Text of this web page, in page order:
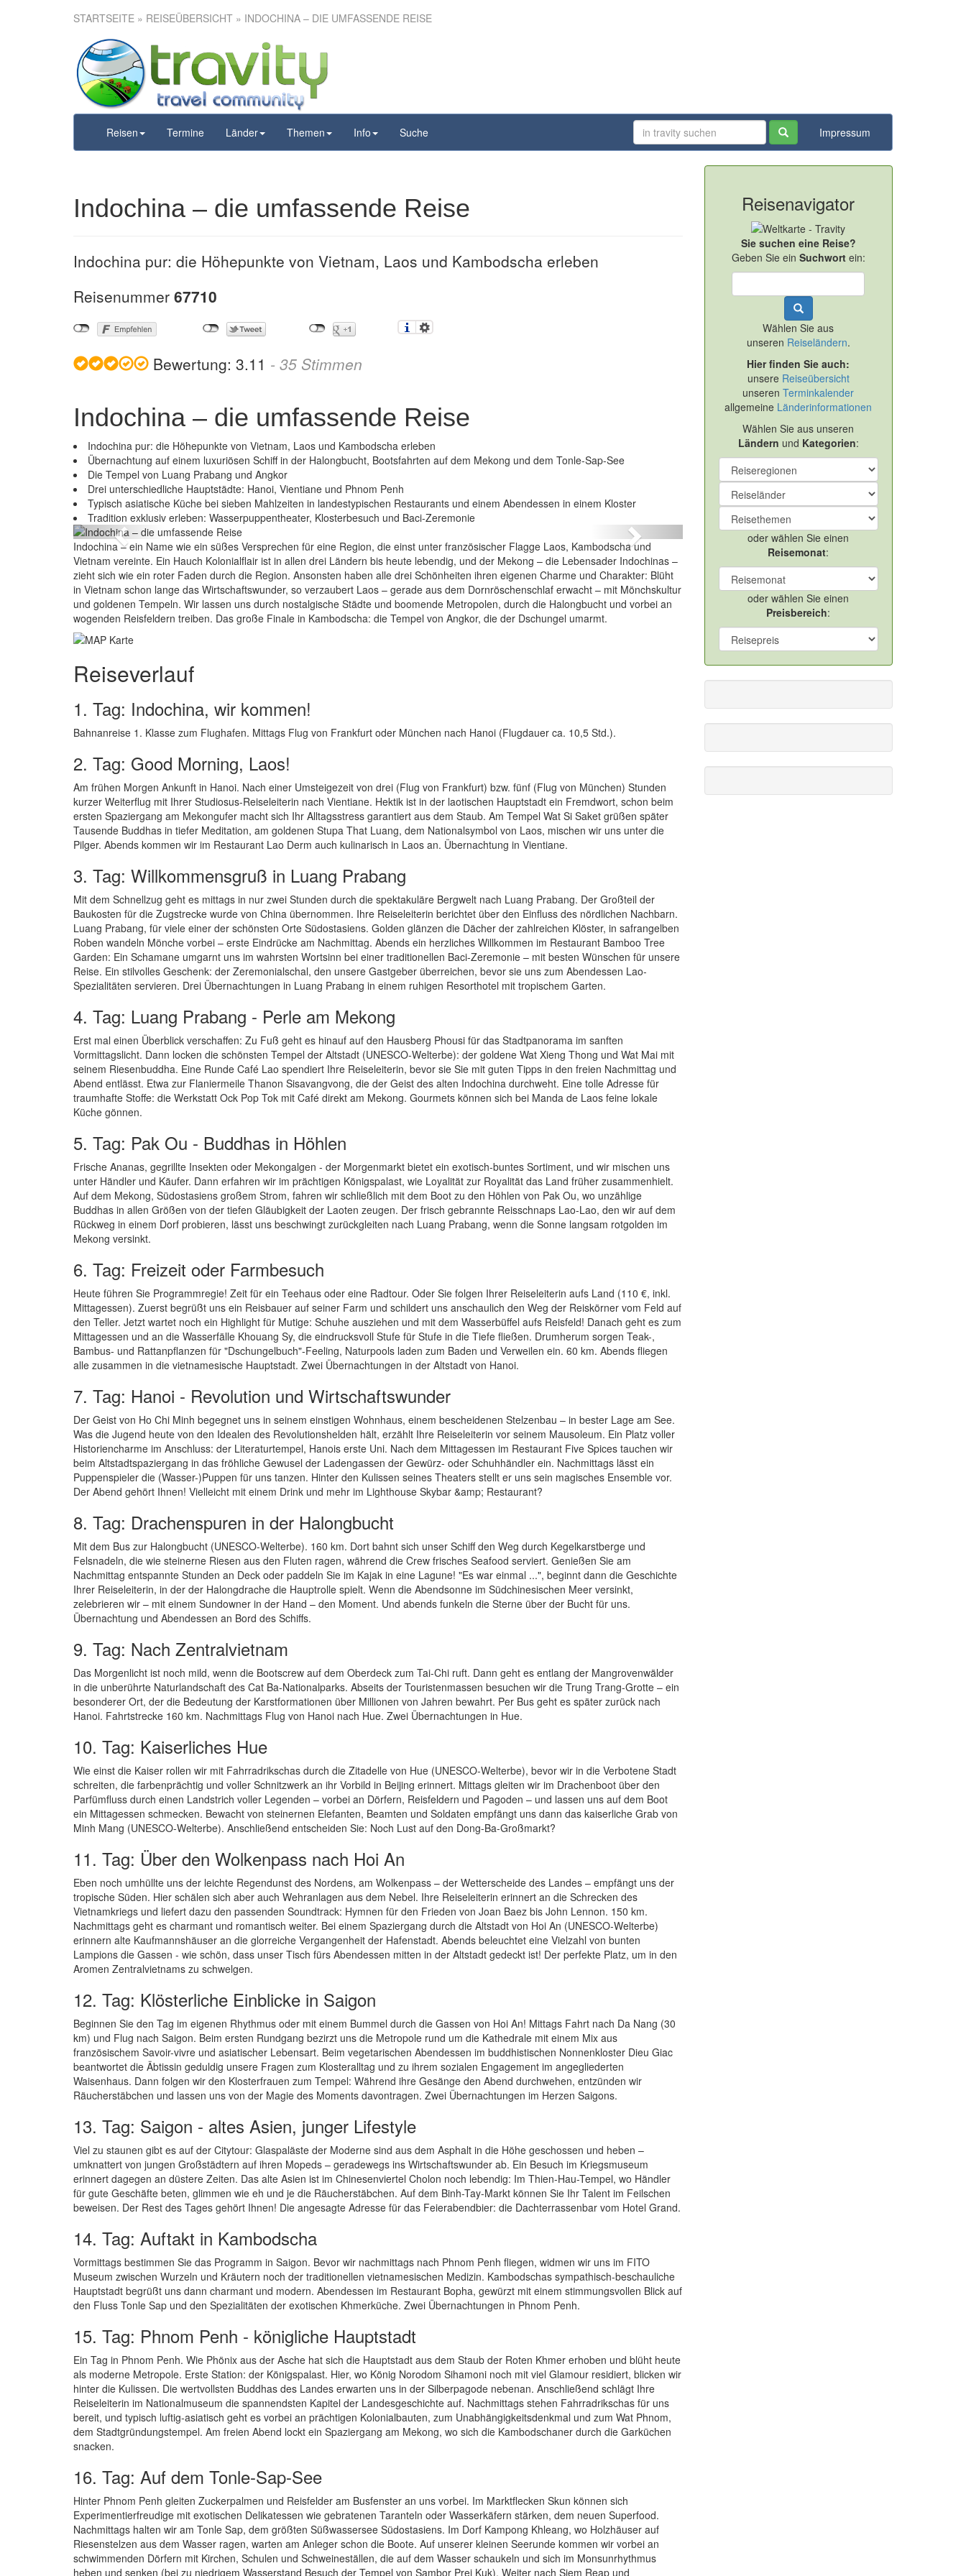
STARTSEITE » REISEÜBERSICHT » INDOCHINA – DIE UMFASSENDE REISE
Reisen Termine Länder Themen Info Suche Impressum
Indochina – die umfassende Reise
Indochina – die umfassende Reise
Indochina pur: die Höhepunkte von Vietnam, Laos und Kambodscha erleben
Reisenummer 67710
Bewertung: 3.11 - 35 Stimmen
Indochina – die umfassende Reise
Indochina pur: die Höhepunkte von Vietnam, Laos und Kambodscha erleben
Übernachtung auf einem luxuriösen Schiff in der Halongbucht, Bootsfahrten auf dem Mekong und dem Tonle-Sap-See
Die Tempel von Luang Prabang und Angkor
Drei unterschiedliche Hauptstädte: Hanoi, Vientiane und Phnom Penh
Typisch asiatische Küche bei sieben Mahlzeiten in landestypischen Restaurants und einem Abendessen in einem Kloster
Tradition exklusiv erleben: Wasserpuppentheater, Klosterbesuch und Baci-Zeremonie
Indochina – die umfassende Reise
Previous Next
Indochina – ein Name wie ein süßes Versprechen für eine Region, die einst unter französischer Flagge Laos, Kambodscha und
Vietnam vereinte. Ein Hauch Kolonialflair ist in allen drei Ländern bis heute lebendig, und der Mekong – die Lebensader Indochinas –
zieht sich wie ein roter Faden durch die Region. Ansonsten haben alle drei Schönheiten ihren eigenen Charme und Charakter: Blüht
in Vietnam schon lange das Wirtschaftswunder, so verzaubert Laos – gerade aus dem Dornröschenschlaf erwacht – mit Mönchskultur
und goldenen Tempeln. Wir lassen uns durch nostalgische Städte und boomende Metropolen, durch die Halongbucht und vorbei an
wogenden Reisfeldern treiben. Das große Finale in Kambodscha: die Tempel von Angkor, die der Dschungel umarmt.
Reiseverlauf
1. Tag: Indochina, wir kommen!
Bahnanreise 1. Klasse zum Flughafen. Mittags Flug von Frankfurt oder München nach Hanoi (Flugdauer ca. 10,5 Std.).
2. Tag: Good Morning, Laos!
Am frühen Morgen Ankunft in Hanoi. Nach einer Umsteigezeit von drei (Flug von Frankfurt) bzw. fünf (Flug von München) Stunden
kurzer Weiterflug mit Ihrer Studiosus-Reiseleiterin nach Vientiane. Hektik ist in der laotischen Hauptstadt ein Fremdwort, schon beim
ersten Spaziergang am Mekongufer macht sich Ihr Alltagsstress garantiert aus dem Staub. Am Tempel Wat Si Saket grüßen später
Tausende Buddhas in tiefer Meditation, am goldenen Stupa That Luang, dem Nationalsymbol von Laos, mischen wir uns unter die
Pilger. Abends kommen wir im Restaurant Lao Derm auch kulinarisch in Laos an. Übernachtung in Vientiane.
3. Tag: Willkommensgruß in Luang Prabang
Mit dem Schnellzug geht es mittags in nur zwei Stunden durch die spektakuläre Bergwelt nach Luang Prabang. Der Großteil der
Baukosten für die Zugstrecke wurde von China übernommen. Ihre Reiseleiterin berichtet über den Einfluss des nördlichen Nachbarn.
Luang Prabang, für viele einer der schönsten Orte Südostasiens. Golden glänzen die Dächer der zahlreichen Klöster, in safrangelben
Roben wandeln Mönche vorbei – erste Eindrücke am Nachmittag. Abends ein herzliches Willkommen im Restaurant Bamboo Tree
Garden: Ein Schamane umgarnt uns im wahrsten Wortsinn bei einer traditionellen Baci-Zeremonie – mit besten Wünschen für unsere
Reise. Ein stilvolles Geschenk: der Zeremonialschal, den unsere Gastgeber überreichen, bevor sie uns zum Abendessen Lao-
Spezialitäten servieren. Drei Übernachtungen in Luang Prabang in einem ruhigen Resorthotel mit tropischem Garten.
4. Tag: Luang Prabang - Perle am Mekong
Erst mal einen Überblick verschaffen: Zu Fuß geht es hinauf auf den Hausberg Phousi für das Stadtpanorama im sanften
Vormittagslicht. Dann locken die schönsten Tempel der Altstadt (UNESCO-Welterbe): der goldene Wat Xieng Thong und Wat Mai mit
seinem Riesenbuddha. Eine Runde Café Lao spendiert Ihre Reiseleiterin, bevor sie Sie mit guten Tipps in den freien Nachmittag und
Abend entlässt. Etwa zur Flaniermeile Thanon Sisavangvong, die der Geist des alten Indochina durchweht. Eine tolle Adresse für
traumhafte Stoffe: die Werkstatt Ock Pop Tok mit Café direkt am Mekong. Gourmets können sich bei Manda de Laos feine lokale
Küche gönnen.
5. Tag: Pak Ou - Buddhas in Höhlen
Frische Ananas, gegrillte Insekten oder Mekongalgen - der Morgenmarkt bietet ein exotisch-buntes Sortiment, und wir mischen uns
unter Händler und Käufer. Dann erfahren wir im prächtigen Königspalast, wie Loyalität zur Royalität das Land früher zusammenhielt.
Auf dem Mekong, Südostasiens großem Strom, fahren wir schließlich mit dem Boot zu den Höhlen von Pak Ou, wo unzählige
Buddhas in allen Größen von der tiefen Gläubigkeit der Laoten zeugen. Der frisch gebrannte Reisschnaps Lao-Lao, den wir auf dem
Rückweg in einem Dorf probieren, lässt uns beschwingt zurückgleiten nach Luang Prabang, wenn die Sonne langsam rotgolden im
Mekong versinkt.
6. Tag: Freizeit oder Farmbesuch
Heute führen Sie Programmregie! Zeit für ein Teehaus oder eine Radtour. Oder Sie folgen Ihrer Reiseleiterin aufs Land (110 €, inkl.
Mittagessen). Zuerst begrüßt uns ein Reisbauer auf seiner Farm und schildert uns anschaulich den Weg der Reiskörner vom Feld auf
den Teller. Jetzt wartet noch ein Highlight für Mutige: Schuhe ausziehen und mit dem Wasserbüffel aufs Reisfeld! Danach geht es zum
Mittagessen und an die Wasserfälle Khouang Sy, die eindrucksvoll Stufe für Stufe in die Tiefe fließen. Drumherum sorgen Teak-,
Bambus- und Rattanpflanzen für "Dschungelbuch"-Feeling, Naturpools laden zum Baden und Verweilen ein. 60 km. Abends fliegen
alle zusammen in die vietnamesische Hauptstadt. Zwei Übernachtungen in der Altstadt von Hanoi.
7. Tag: Hanoi - Revolution und Wirtschaftswunder
Der Geist von Ho Chi Minh begegnet uns in seinem einstigen Wohnhaus, einem bescheidenen Stelzenbau – in bester Lage am See.
Was die Jugend heute von den Idealen des Revolutionshelden hält, erzählt Ihre Reiseleiterin vor seinem Mausoleum. Ein Platz voller
Historiencharme im Anschluss: der Literaturtempel, Hanois erste Uni. Nach dem Mittagessen im Restaurant Five Spices tauchen wir
beim Altstadtspaziergang in das fröhliche Gewusel der Ladengassen der Gewürz- oder Schuhhändler ein. Nachmittags lässt ein
Puppenspieler die (Wasser-)Puppen für uns tanzen. Hinter den Kulissen seines Theaters stellt er uns sein magisches Ensemble vor.
Der Abend gehört Ihnen! Vielleicht mit einem Drink und mehr im Lighthouse Skybar &amp; Restaurant?
8. Tag: Drachenspuren in der Halongbucht
Mit dem Bus zur Halongbucht (UNESCO-Welterbe). 160 km. Dort bahnt sich unser Schiff den Weg durch Kegelkarstberge und
Felsnadeln, die wie steinerne Riesen aus den Fluten ragen, während die Crew frisches Seafood serviert. Genießen Sie am
Nachmittag entspannte Stunden an Deck oder paddeln Sie im Kajak in eine Lagune! "Es war einmal ...", beginnt dann die Geschichte
Ihrer Reiseleiterin, in der der Halongdrache die Hauptrolle spielt. Wenn die Abendsonne im Südchinesischen Meer versinkt,
zelebrieren wir – mit einem Sundowner in der Hand – den Moment. Und abends funkeln die Sterne über der Bucht für uns.
Übernachtung und Abendessen an Bord des Schiffs.
9. Tag: Nach Zentralvietnam
Das Morgenlicht ist noch mild, wenn die Bootscrew auf dem Oberdeck zum Tai-Chi ruft. Dann geht es entlang der Mangrovenwälder
in die unberührte Naturlandschaft des Cat Ba-Nationalparks. Abseits der Touristenmassen besuchen wir die Trung Trang-Grotte – ein
besonderer Ort, der die Bedeutung der Karstformationen über Millionen von Jahren bewahrt. Per Bus geht es später zurück nach
Hanoi. Fahrtstrecke 160 km. Nachmittags Flug von Hanoi nach Hue. Zwei Übernachtungen in Hue.
10. Tag: Kaiserliches Hue
Wie einst die Kaiser rollen wir mit Fahrradrikschas durch die Zitadelle von Hue (UNESCO-Welterbe), bevor wir in die Verbotene Stadt
schreiten, die farbenprächtig und voller Schnitzwerk an ihr Vorbild in Beijing erinnert. Mittags gleiten wir im Drachenboot über den
Parfümfluss durch einen Landstrich voller Legenden – vorbei an Dörfern, Reisfeldern und Pagoden – und lassen uns auf dem Boot
ein Mittagessen schmecken. Bewacht von steinernen Elefanten, Beamten und Soldaten empfängt uns dann das kaiserliche Grab von
Minh Mang (UNESCO-Welterbe). Anschließend entscheiden Sie: Noch Lust auf den Dong-Ba-Großmarkt?
11. Tag: Über den Wolkenpass nach Hoi An
Eben noch umhüllte uns der leichte Regendunst des Nordens, am Wolkenpass – der Wetterscheide des Landes – empfängt uns der
tropische Süden. Hier schälen sich aber auch Wehranlagen aus dem Nebel. Ihre Reiseleiterin erinnert an die Schrecken des
Vietnamkriegs und liefert dazu den passenden Soundtrack: Hymnen für den Frieden von Joan Baez bis John Lennon. 150 km.
Nachmittags geht es charmant und romantisch weiter. Bei einem Spaziergang durch die Altstadt von Hoi An (UNESCO-Welterbe)
erinnern alte Kaufmannshäuser an die glorreiche Vergangenheit der Hafenstadt. Abends beleuchtet eine Vielzahl von bunten
Lampions die Gassen - wie schön, dass unser Tisch fürs Abendessen mitten in der Altstadt gedeckt ist! Der perfekte Platz, um in den
Aromen Zentralvietnams zu schwelgen.
12. Tag: Klösterliche Einblicke in Saigon
Beginnen Sie den Tag im eigenen Rhythmus oder mit einem Bummel durch die Gassen von Hoi An! Mittags Fahrt nach Da Nang (30
km) und Flug nach Saigon. Beim ersten Rundgang bezirzt uns die Metropole rund um die Kathedrale mit einem Mix aus
französischem Savoir-vivre und asiatischer Lebensart. Beim vegetarischen Abendessen im buddhistischen Nonnenkloster Dieu Giac
beantwortet die Äbtissin geduldig unsere Fragen zum Klosteralltag und zu ihrem sozialen Engagement im angegliederten
Waisenhaus. Dann folgen wir den Klosterfrauen zum Tempel: Während ihre Gesänge den Abend durchwehen, entzünden wir
Räucherstäbchen und lassen uns von der Magie des Moments davontragen. Zwei Übernachtungen im Herzen Saigons.
13. Tag: Saigon - altes Asien, junger Lifestyle
Viel zu staunen gibt es auf der Citytour: Glaspaläste der Moderne sind aus dem Asphalt in die Höhe geschossen und heben –
umknattert von jungen Großstädtern auf ihren Mopeds – geradewegs ins Wirtschaftswunder ab. Ein Besuch im Kriegsmuseum
erinnert dagegen an düstere Zeiten. Das alte Asien ist im Chinesenviertel Cholon noch lebendig: Im Thien-Hau-Tempel, wo Händler
für gute Geschäfte beten, glimmen wie eh und je die Räucherstäbchen. Auf dem Binh-Tay-Markt können Sie Ihr Talent im Feilschen
beweisen. Der Rest des Tages gehört Ihnen! Die angesagte Adresse für das Feierabendbier: die Dachterrassenbar vom Hotel Grand.
14. Tag: Auftakt in Kambodscha
Vormittags bestimmen Sie das Programm in Saigon. Bevor wir nachmittags nach Phnom Penh fliegen, widmen wir uns im FITO
Museum zwischen Wurzeln und Kräutern noch der traditionellen vietnamesischen Medizin. Kambodschas sympathisch-beschauliche
Hauptstadt begrüßt uns dann charmant und modern. Abendessen im Restaurant Bopha, gewürzt mit einem stimmungsvollen Blick auf
den Fluss Tonle Sap und den Spezialitäten der exotischen Khmerküche. Zwei Übernachtungen in Phnom Penh.
15. Tag: Phnom Penh - königliche Hauptstadt
Ein Tag in Phnom Penh. Wie Phönix aus der Asche hat sich die Hauptstadt aus dem Staub der Roten Khmer erhoben und blüht heute
als moderne Metropole. Erste Station: der Königspalast. Hier, wo König Norodom Sihamoni noch mit viel Glamour residiert, blicken wir
hinter die Kulissen. Die wertvollsten Buddhas des Landes erwarten uns in der Silberpagode nebenan. Anschließend schlägt Ihre
Reiseleiterin im Nationalmuseum die spannendsten Kapitel der Landesgeschichte auf. Nachmittags stehen Fahrradrikschas für uns
bereit, und typisch luftig-asiatisch geht es vorbei an prächtigen Kolonialbauten, zum Unabhängigkeitsdenkmal und zum Wat Phnom,
dem Stadtgründungstempel. Am freien Abend lockt ein Spaziergang am Mekong, wo sich die Kambodschaner durch die Garküchen
snacken.
16. Tag: Auf dem Tonle-Sap-See
Hinter Phnom Penh gleiten Zuckerpalmen und Reisfelder am Busfenster an uns vorbei. Im Marktflecken Skun können sich
Experimentierfreudige mit exotischen Delikatessen wie gebratenen Taranteln oder Wasserkäfern stärken, dem neuen Superfood.
Nachmittags halten wir am Tonle Sap, dem größten Süßwassersee Südostasiens. Im Dorf Kampong Khleang, wo Holzhäuser auf
Riesenstelzen aus dem Wasser ragen, warten am Anleger schon die Boote. Auf unserer kleinen Seerunde kommen wir vorbei an
schwimmenden Dörfern mit Kirchen, Schulen und Schweineställen, die auf dem Wasser schaukeln und sich im Monsunrhythmus
heben und senken (bei zu niedrigem Wasserstand Besuch der Tempel von Sambor Prei Kuk). Weiter nach Siem Reap und
Reisenavigator
Sie suchen eine Reise?
Geben Sie ein Suchwortein:
Wählen Sie aus
unseren Reiseländern.
Hier finden Sie auch:
unsere Reiseübersicht
unserenTerminkalender
allgemeine Länderinformationen
Wählen Sie aus unseren
Ländern und Kategorien:
oder wählen Sie einen
Reisemonat:
oder wählen Sie einen
Preisbereich: